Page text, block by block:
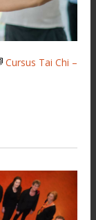
Cursus Tai Chi –